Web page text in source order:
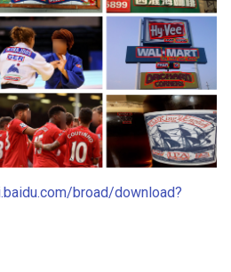
broad/download?